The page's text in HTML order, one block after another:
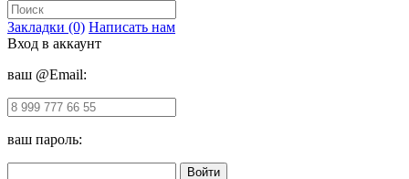
Закладки (0) Написать нам
Вход в аккаунт
ваш @Email:
ваш пароль: